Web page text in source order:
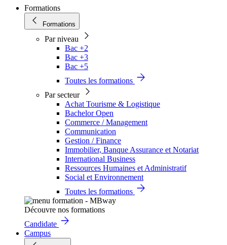
Formations
Formations
Par niveau
Bac +2
Bac +3
Bac +5
Toutes les formations
Par secteur
Achat Tourisme & Logistique
Bachelor Open
Commerce / Management
Communication
Gestion / Finance
Immobilier, Banque Assurance et Notariat
International Business
Ressources Humaines et Administratif
Social et Environnement
Toutes les formations
Découvre nos formations
Candidate
Campus